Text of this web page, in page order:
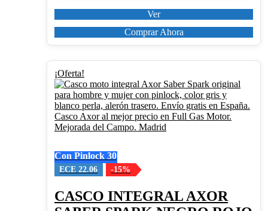
Ver
Comprar Ahora
¡Oferta!
Con Pinlock 30
ECE 22.06 -15%
CASCO INTEGRAL AXOR
Este
producto
tiene
múltiples
variantes.
Las
pueden
elegir
la
página